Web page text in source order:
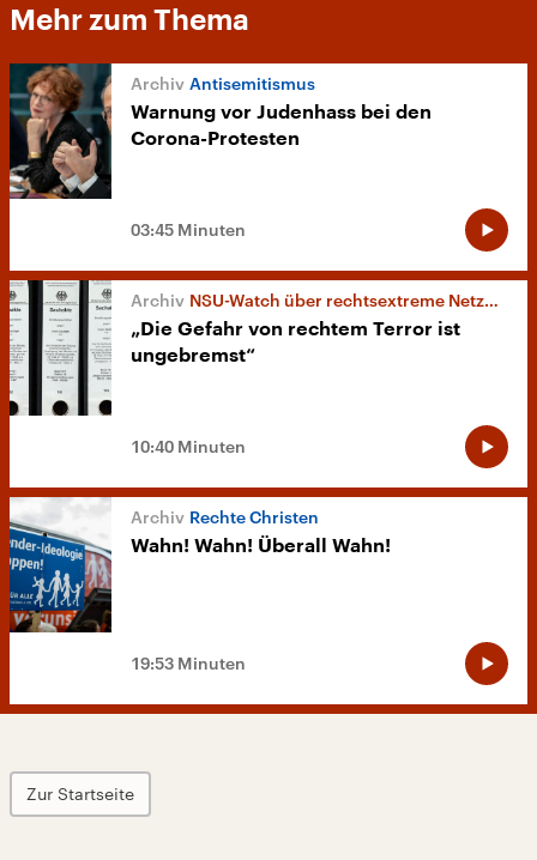
Mehr zum Thema
Antisemitismus
Warnung vor Judenhass bei den
Corona-Protesten
03:45 Minuten
NSU-Watch über rechtsextreme Netzwerke
„Die Gefahr von rechtem Terror ist
ungebremst“
10:40 Minuten
Rechte Christen
Wahn! Wahn! Überall Wahn!
19:53 Minuten
Zur Startseite